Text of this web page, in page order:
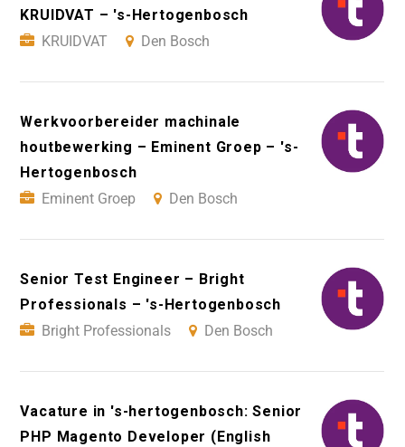
KRUIDVAT – 's-Hertogenbosch
KRUIDVAT
Den Bosch
Werkvoorbereider machinale
houtbewerking – Eminent Groep – 's-
Hertogenbosch
Eminent Groep
Den Bosch
Senior Test Engineer – Bright
Professionals – 's-Hertogenbosch
Bright Professionals
Den Bosch
Vacature in 's-hertogenbosch: Senior
PHP Magento Developer (English